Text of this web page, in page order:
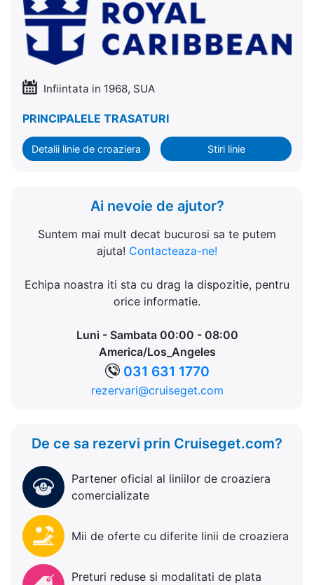
Infiintata in 1968, SUA
PRINCIPALELE TRASATURI
Detalii linie de croaziera Stiri linie
Ai nevoie de ajutor?
Suntem mai mult decat bucurosi sa te putem
ajuta! Contacteaza-ne!
Echipa noastra iti sta cu drag la dispozitie, pentru
orice informatie.
Luni - Sambata 00:00 - 08:00
America/Los_Angeles
031 631 1770
rezervari@cruiseget.com
De ce sa rezervi prin Cruiseget.com?
Partener oficial al liniilor de croaziera
comercializate
Mii de oferte cu diferite linii de croaziera
Preturi reduse si modalitati de plata